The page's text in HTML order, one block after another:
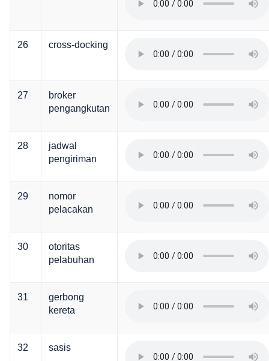
26 cross-docking
27
broker
pengangkutan
28
jadwal
pengiriman
29
nomor
pelacakan
30
otoritas
pelabuhan
31
gerbong
kereta
32 sasis